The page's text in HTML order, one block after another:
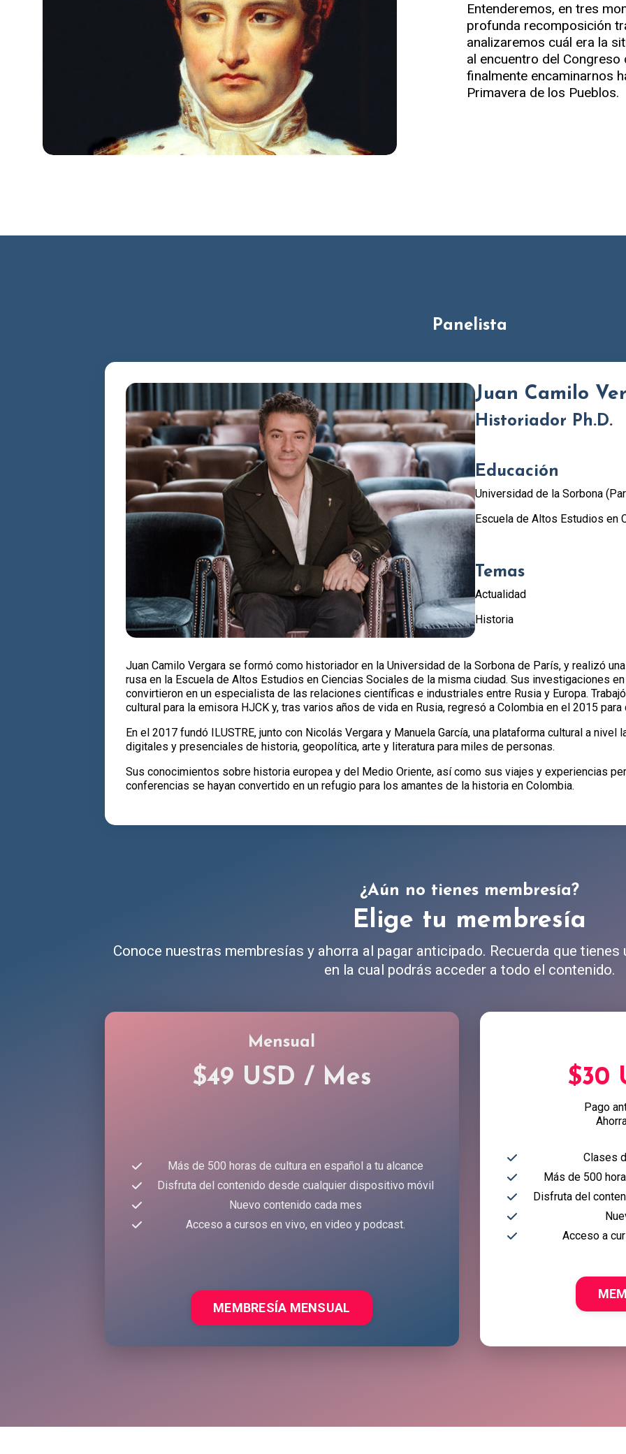
Entenderemos, en tres
profunda recomposición
analizaremos cuál era la
al encuentro del
finalmente encaminarnos
Primavera de los Pueblos.
Panelista
Juan Camilo
Historiador Ph.D.
Educación
Universidad de la Sorbona
Escuela de Altos Estudios en
Temas
Actualidad
Historia
Juan Camilo Vergara se formó como historiador en la Universidad de la Sorbona de París, y realizó
rusa en la Escuela de Altos Estudios en Ciencias Sociales de la misma ciudad. Sus investigaciones
convirtieron en un especialista de las relaciones científicas e industriales entre Rusia y Europa.
cultural para la emisora HJCK y, tras varios años de vida en Rusia, regresó a Colombia en el 2015
En el 2017 fundó ILUSTRE, junto con Nicolás Vergara y Manuela García, una plataforma cultural a
digitales y presenciales de historia, geopolítica, arte y literatura para miles de personas.
Sus conocimientos sobre historia europea y del Medio Oriente, así como sus viajes y experiencias
conferencias se hayan convertido en un refugio para los amantes de la historia en Colombia.
¿Aún no tienes membresía?
Elige tu membresía
Conoce nuestras membresías y ahorra al pagar anticipado. Recuerda que tienes
en la cual podrás acceder a todo el contenido.
Mensual
$49 USD / Mes
Más de 500 horas de cultura en español a tu alcance
Disfruta del contenido desde cualquier dispositivo móvil
Nuevo contenido cada mes
Acceso a cursos en vivo, en video y podcast.
MEMBRESÍA MENSUAL
$30
Pago
Clases
Más de 500
Disfruta del
Acceso a